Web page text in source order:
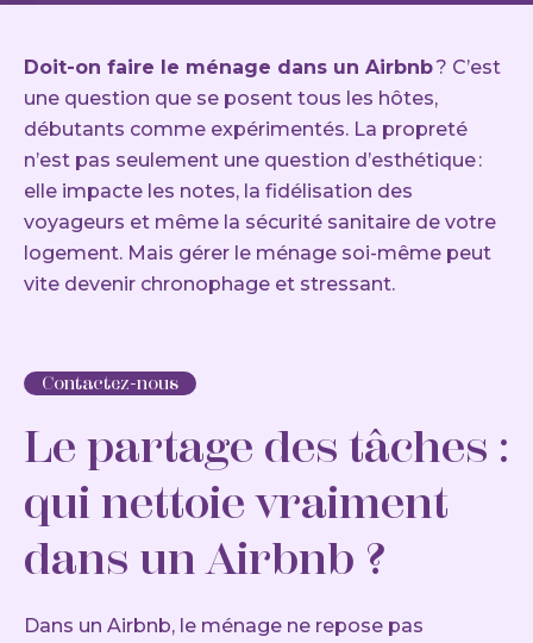
Doit-on faire le ménage dans un Airbnb? C’est
une question que se posent tous les hôtes,
débutants comme expérimentés. La propreté
n’est pas seulement une question d’esthétique :
elle impacte les notes, la fidélisation des
voyageurs et même la sécurité sanitaire de votre
logement. Mais gérer le ménage soi-même peut
vite devenir chronophage et stressant.
Contactez-nous
Le partage des tâches :
qui nettoie vraiment
dans un Airbnb ?
Dans un Airbnb, le ménage ne repose pas